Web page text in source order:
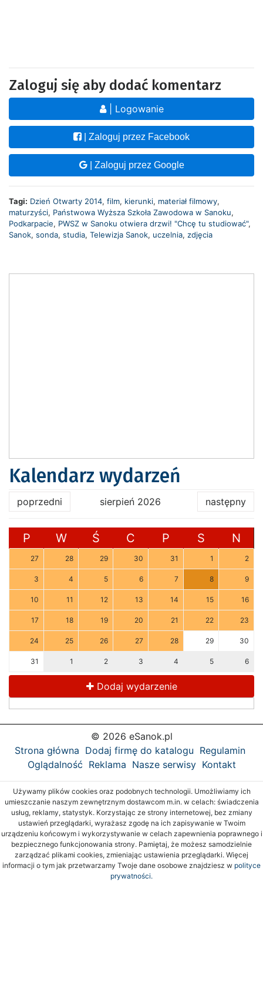
Zaloguj się aby dodać komentarz
| Logowanie
| Zaloguj przez Facebook
| Zaloguj przez Google
Tagi: Dzień Otwarty 2014, film, kierunki, materiał filmowy,
maturzyści, Państwowa Wyższa Szkoła Zawodowa w Sanoku,
Podkarpacie, PWSZ w Sanoku otwiera drzwi! "Chcę tu studiować",
Sanok, sonda, studia, Telewizja Sanok, uczelnia, zdjęcia
Kalendarz wydarzeń
poprzedni sierpień 2026 następny
P W Ś C P S N
27 28 29 30 31 1 2
3 4 5 6 7 8 9
10 11 12 13 14 15 16
17 18 19 20 21 22 23
24 25 26 27 28 29 30
31 1 2 3 4 5 6
Dodaj wydarzenie
© 2026 eSanok.pl
Strona główna Dodaj firmę do katalogu Regulamin
Oglądalność Reklama Nasze serwisy Kontakt
Używamy plików cookies oraz podobnych technologii. Umożliwiamy ich
umieszczanie naszym zewnętrznym dostawcom m.in. w celach: świadczenia
usług, reklamy, statystyk. Korzystając ze strony internetowej, bez zmiany
ustawień przeglądarki, wyrażasz zgodę na ich zapisywanie w Twoim
urządzeniu końcowym i wykorzystywanie w celach zapewnienia poprawnego i
bezpiecznego funkcjonowania strony. Pamiętaj, że możesz samodzielnie
zarządzać plikami cookies, zmieniając ustawienia przeglądarki. Więcej
informacji o tym jak przetwarzamy Twoje dane osobowe znajdziesz w polityce
prywatności.